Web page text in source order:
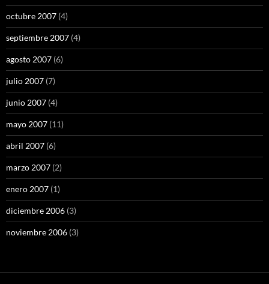
octubre 2007 (4)
septiembre 2007 (4)
agosto 2007 (6)
julio 2007 (7)
junio 2007 (4)
mayo 2007 (11)
abril 2007 (6)
marzo 2007 (2)
enero 2007 (1)
diciembre 2006 (3)
noviembre 2006 (3)